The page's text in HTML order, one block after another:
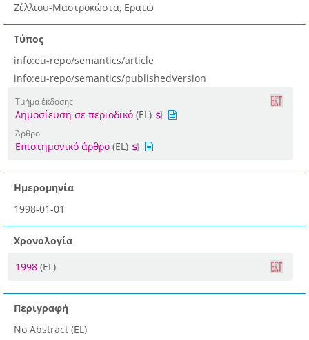
Ζέλλιου-Μαστροκώστα, Ερατώ
Τύπος
info:eu-repo/semantics/article
info:eu-repo/semantics/publishedVersion
Τμήμα έκδοσης
Δημοσίευση σε περιοδικό (EL)
Άρθρο
Επιστημονικό άρθρο (EL)
Ημερομηνία
1998-01-01
Χρονολογία
1998 (EL)
Περιγραφή
No Abstract (EL)